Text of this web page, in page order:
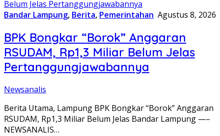
Bandar Lampung, Berita, Pemerintahan Agustus 8, 2026
BPK Bongkar “Borok” Anggaran
RSUDAM, Rp1,3 Miliar Belum Jelas
Pertanggungjawabannya
Newsanalis
Berita Utama, Lampung BPK Bongkar “Borok” Anggaran
RSUDAM, Rp1,3 Miliar Belum Jelas Bandar Lampung —–
NEWSANALIS…